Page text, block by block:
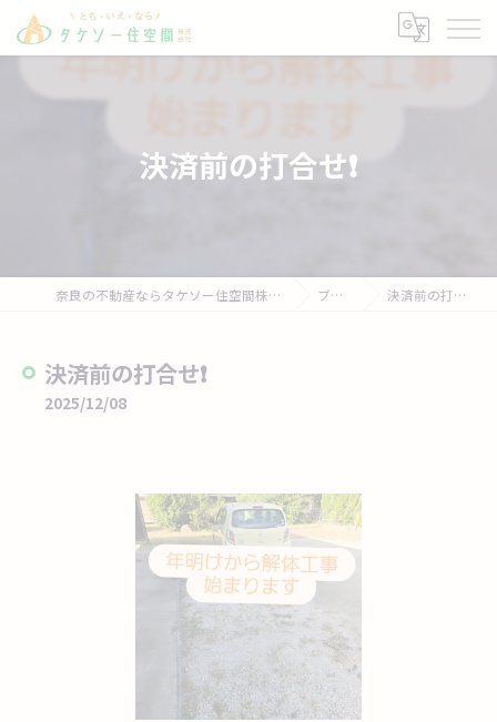
決済前の打合せ❗
奈良の不動産ならタケソー住空間株式会社 ブログ 決済前の打合せ❗
決済前の打合せ❗
2025/12/08